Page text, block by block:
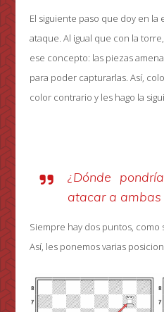
El siguiente paso que doy en la
ataque. Al igual que con la
ese concepto: las piezas
para poder capturarlas. Así,
color contrario y les hago la
¿Dónde
atacar a ambas
Siempre hay dos puntos, como
Así, les ponemos varias